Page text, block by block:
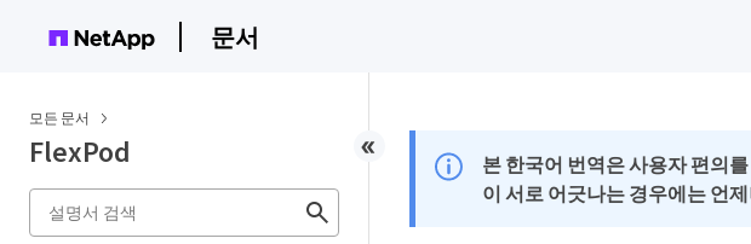
문서
모든 문서
FlexPod
본 한국어 번역은 사용자 편의
이 서로 어긋나는 경우에는 언